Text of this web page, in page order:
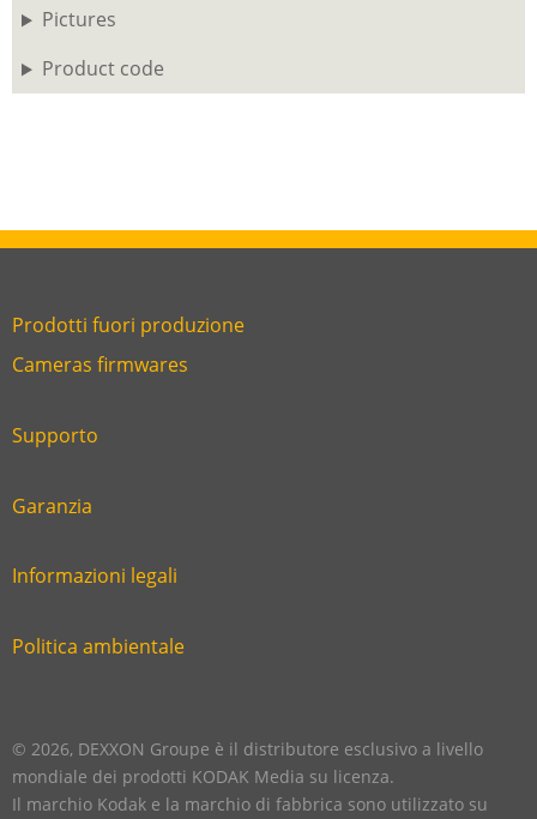
Pictures
Product code
Link
footer
Prodotti fuori produzione
Link
six
Cameras firmwares
Link
second
Supporto
Link
third
Garanzia
Link
fourth
Informazioni legali
Link
footer
Politica ambientale
© 2026, DEXXON Groupe è il distributore esclusivo a livello
mondiale dei prodotti KODAK Media su licenza.
Il marchio Kodak e la marchio di fabbrica sono utilizzato su